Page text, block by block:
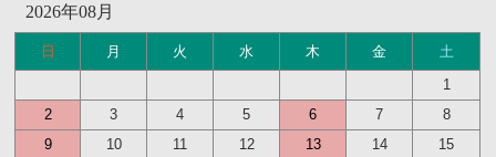
2026年08月
日 月 火 水 木 金
土
1
2
3 4 5 6 7
8
9
10 11 12 13 14
15